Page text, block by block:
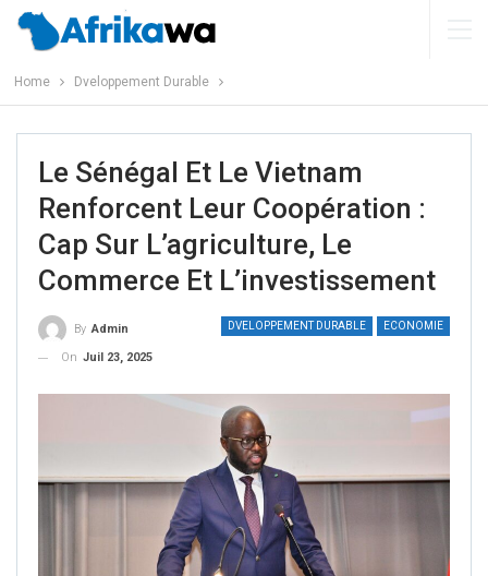
Home Dveloppement Durable
Le Sénégal Et Le Vietnam
Renforcent Leur Coopération :
Cap Sur L’agriculture, Le
Commerce Et L’investissement
DVELOPPEMENT DURABLE ECONOMIE
By Admin
On Juil 23, 2025